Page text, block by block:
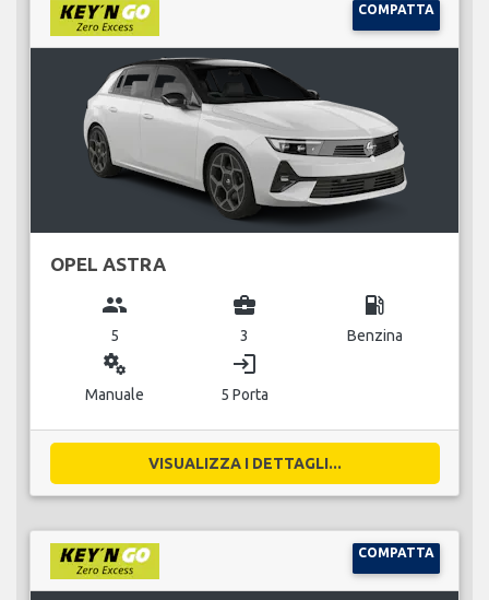
COMPATTA
OPEL ASTRA
group
5
business_center
3
local_gas_station
Benzina
miscellaneous_services
Manuale
login
5 Porta
VISUALIZZA I DETTAGLI...
COMPATTA